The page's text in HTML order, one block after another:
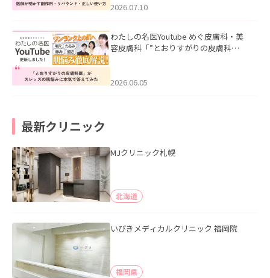
た。
2026.07.10
わたしの名医Youtube めぐ皮膚科・美
容皮膚科「”とおりすがりの皮膚科
2026.06.05
最新クリニック
MJクリニック札幌
北海道
いびきメディカルクリニック 福岡院
福岡県